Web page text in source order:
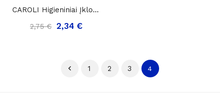
CAROLI Higieniniai Įklotai ULTRA Plus 14 Vnt.
2,75 € 2,34 €
 1 2 3 4